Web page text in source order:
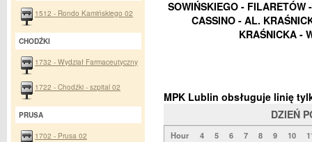
SOWIŃSKIEGO -
CASSINO - AL.
KRAŚNICKA -
MPK Lublin obsługuje linię
DZIEŃ
Hour 4 5 6 7 8 9 10
1512 - Rondo Kamińskiego 02
CHODŹKI
1732 - Wydział Farmaceutyczny
1722 - Chodźki - szpital 02
PRUSA
1702 - Prusa 02